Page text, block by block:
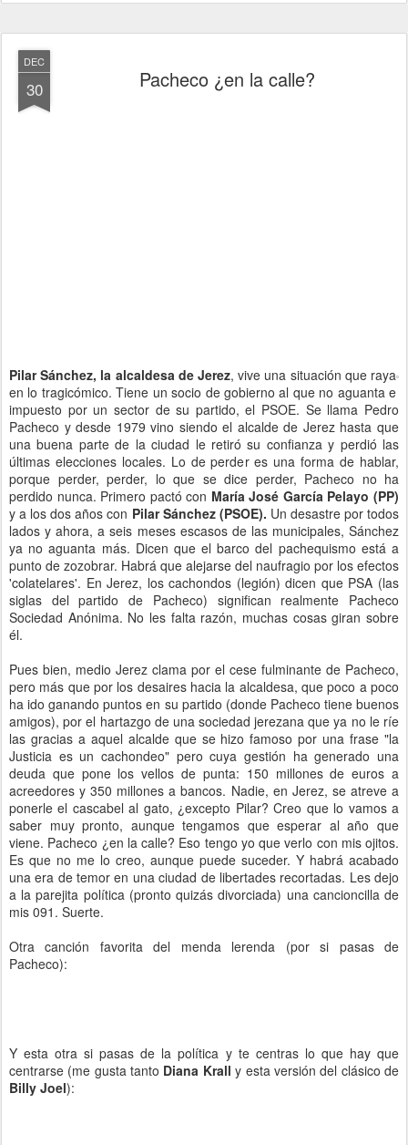
DEC
30 Pacheco ¿en la calle?
Pilar Sánchez, la alcaldesa de Jerez, vive una situación que raya
en lo tragicómico. Tiene un socio de gobierno al que no aguanta e
impuesto por un sector de su partido, el PSOE. Se llama Pedro
Pacheco y desde 1979 vino siendo el alcalde de Jerez hasta que
una buena parte de la ciudad le retiró su confianza y perdió las
últimas elecciones locales. Lo de perder es una forma de hablar,
porque perder, perder, lo que se dice perder, Pacheco no ha
perdido nunca. Primero pactó con María José García Pelayo (PP)
y a los dos años con Pilar Sánchez (PSOE). Un desastre por todos
lados y ahora, a seis meses escasos de las municipales, Sánchez
ya no aguanta más. Dicen que el barco del pachequismo está a
punto de zozobrar. Habrá que alejarse del naufragio por los efectos
'colatelares'. En Jerez, los cachondos (legión) dicen que PSA (las
siglas del partido de Pacheco) significan realmente Pacheco
Sociedad Anónima. No les falta razón, muchas cosas giran sobre
él.
Pues bien, medio Jerez clama por el cese fulminante de Pacheco,
pero más que por los desaires hacia la alcaldesa, que poco a poco
ha ido ganando puntos en su partido (donde Pacheco tiene buenos
amigos), por el hartazgo de una sociedad jerezana que ya no le ríe
las gracias a aquel alcalde que se hizo famoso por una frase "la
Justicia es un cachondeo" pero cuya gestión ha generado una
deuda que pone los vellos de punta: 150 millones de euros a
acreedores y 350 millones a bancos. Nadie, en Jerez, se atreve a
ponerle el cascabel al gato, ¿excepto Pilar? Creo que lo vamos a
saber muy pronto, aunque tengamos que esperar al año que
viene. Pacheco ¿en la calle? Eso tengo yo que verlo con mis ojitos.
Es que no me lo creo, aunque puede suceder. Y habrá acabado
una era de temor en una ciudad de libertades recortadas. Les dejo
a la parejita política (pronto quizás divorciada) una cancioncilla de
mis 091. Suerte.
Otra canción favorita del menda lerenda (por si pasas de
Pacheco):
Y esta otra si pasas de la política y te centras lo que hay que
centrarse (me gusta tanto Diana Krall y esta versión del clásico de
Billy Joel):